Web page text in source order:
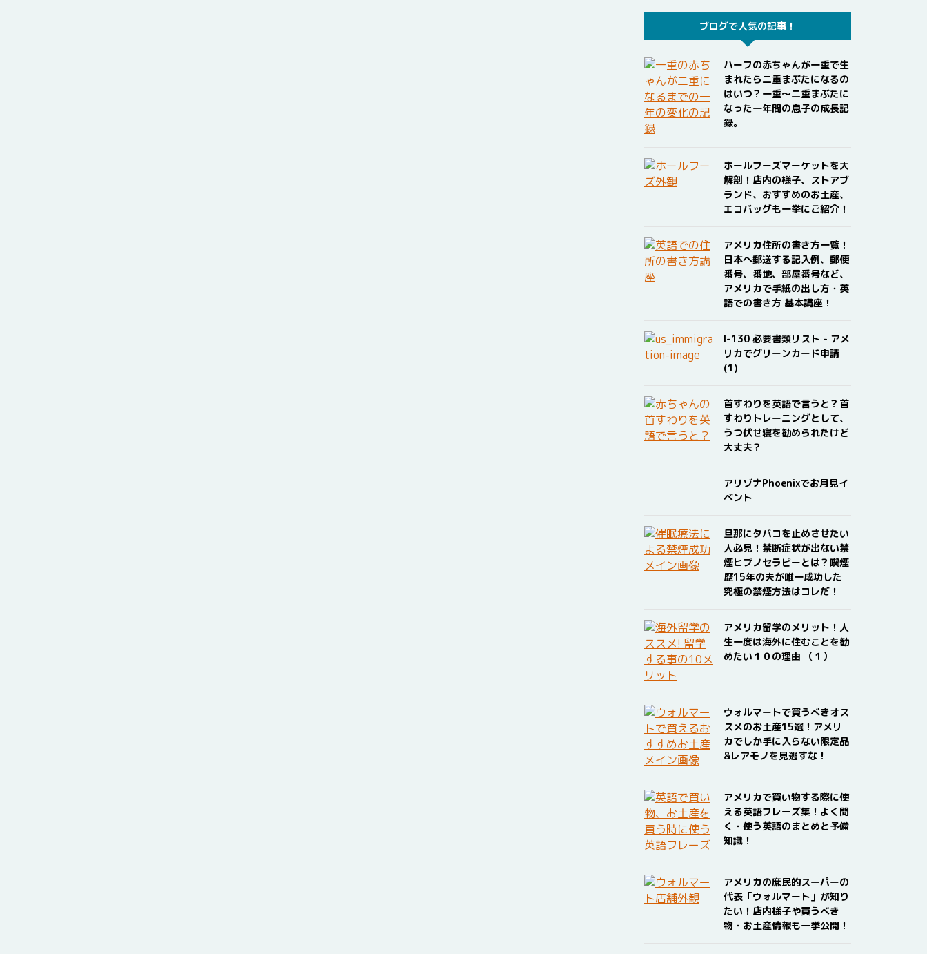
ブログで人気の記事！
ハーフの赤ちゃんが一重で生
まれたら二重まぶたになるの
はいつ？一重〜二重まぶたに
なった一年間の息子の成長記
録。
ホールフーズマーケットを大
解剖！店内の様子、ストアブ
ランド、おすすめのお土産、
エコバッグも一挙にご紹介！
アメリカ住所の書き方一覧！
日本へ郵送する記入例、郵便
番号、番地、部屋番号など、
アメリカで手紙の出し方・英
語での書き方 基本講座！
I-130 必要書類リスト - アメ
リカでグリーンカード申請
(1)
首すわりを英語で言うと？首
すわりトレーニングとして、
うつ伏せ寝を勧められたけど
大丈夫？
アリゾナPhoenixでお月見イ
ベント
旦那にタバコを止めさせたい
人必見！禁断症状が出ない禁
煙ヒプノセラピーとは？喫煙
歴15年の夫が唯一成功した
究極の禁煙方法はコレだ！
アメリカ留学のメリット！人
生一度は海外に住むことを勧
めたい１０の理由 （１）
ウォルマートで買うべきオス
スメのお土産15選！アメリ
カでしか手に入らない限定品
&レアモノを見逃すな！
アメリカで買い物する際に使
える英語フレーズ集！よく聞
く・使う英語のまとめと予備
知識！
アメリカの庶民的スーパーの
代表「ウォルマート」が知り
たい！店内様子や買うべき
物・お土産情報も一挙公開！